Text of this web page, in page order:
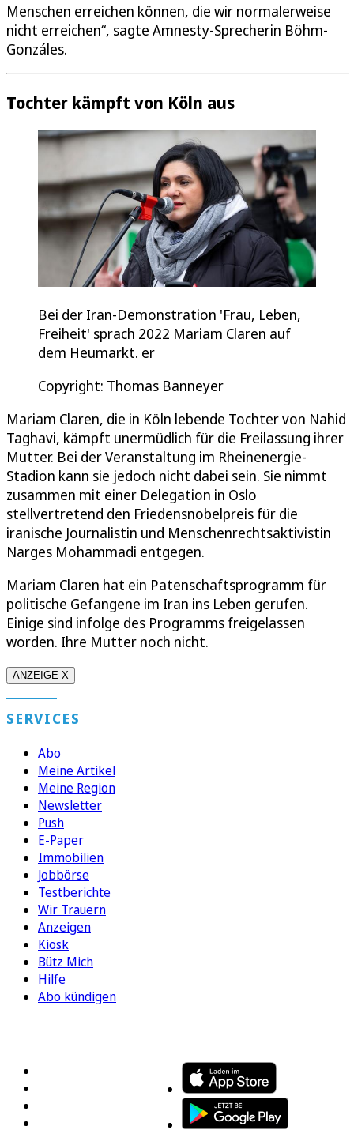
Menschen erreichen können, die wir normalerweise
nicht erreichen“, sagte Amnesty-Sprecherin Böhm-
Gonzáles.
Tochter kämpft von Köln aus
Bei der Iran-Demonstration 'Frau, Leben,
Freiheit' sprach 2022 Mariam Claren auf
dem Heumarkt. er
Copyright: Thomas Banneyer
Mariam Claren, die in Köln lebende Tochter von Nahid
Taghavi, kämpft unermüdlich für die Freilassung ihrer
Mutter. Bei der Veranstaltung im Rheinenergie-
Stadion kann sie jedoch nicht dabei sein. Sie nimmt
zusammen mit einer Delegation in Oslo
stellvertretend den Friedensnobelpreis für die
iranische Journalistin und Menschenrechtsaktivistin
Narges Mohammadi entgegen.
Mariam Claren hat ein Patenschaftsprogramm für
politische Gefangene im Iran ins Leben gerufen.
Einige sind infolge des Programms freigelassen
worden. Ihre Mutter noch nicht.
ANZEIGE X
SERVICES
Abo
Meine Artikel
Meine Region
Newsletter
Push
E-Paper
Immobilien
Jobbörse
Testberichte
Wir Trauern
Anzeigen
Kiosk
Bütz Mich
Hilfe
Abo kündigen